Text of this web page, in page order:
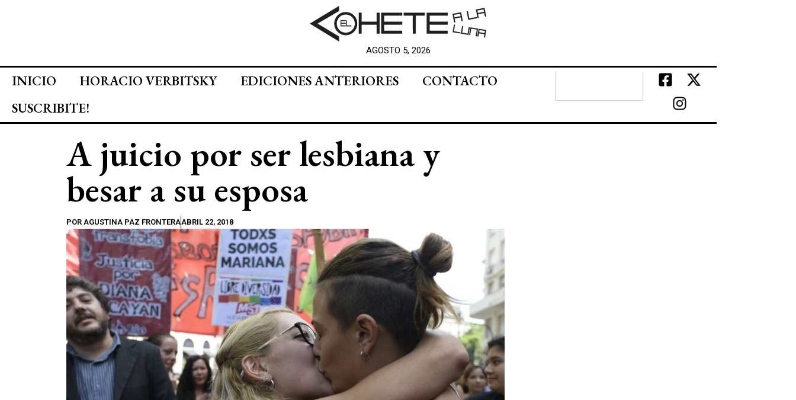
AGOSTO 5, 2026
INICIO HORACIO VERBITSKY EDICIONES ANTERIORES
CONTACTO
SUSCRIBITE!
A juicio por ser lesbiana y
besar a su esposa
POR AGUSTINA PAZ FRONTERAABRIL 22, 2018